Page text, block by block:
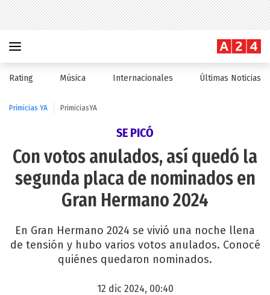
Rating Música Internacionales Últimas Noticias
Primicias YA PrimiciasYA
SE PICÓ
Con votos anulados, así quedó la
segunda placa de nominados en
Gran Hermano 2024
En Gran Hermano 2024 se vivió una noche llena
de tensión y hubo varios votos anulados. Conocé
quiénes quedaron nominados.
12 dic 2024, 00:40